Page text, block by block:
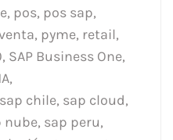
, pos, pos sap,
, pyme, retail,
, SAP Business One,
,
sap chile, sap cloud,
nube, sap peru,